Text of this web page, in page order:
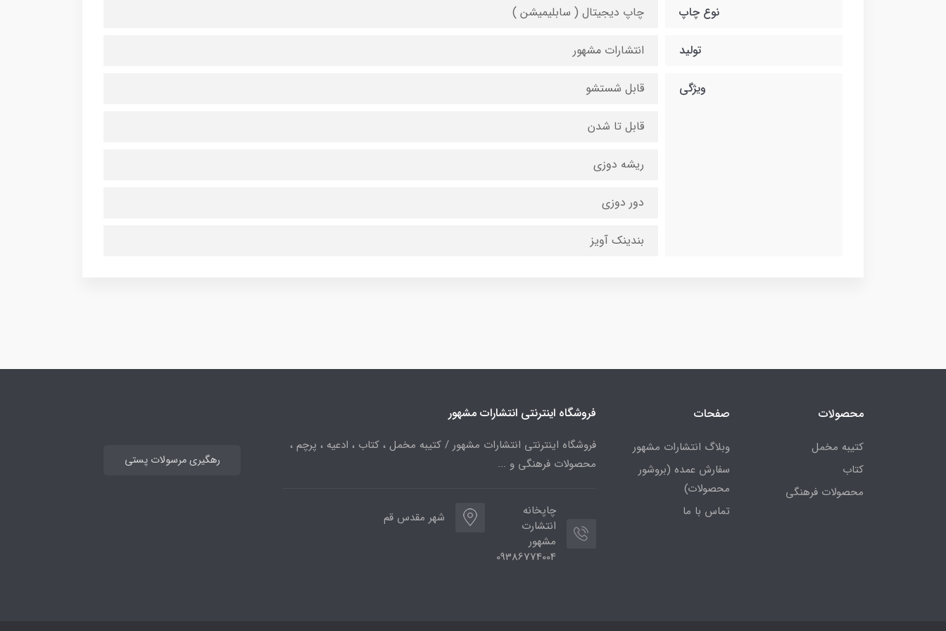
نوع چاپ چاپ دیجیتال ( سابلیمیشن )
تولید انتشارات مشهور
ویژگی قابل شستشو
قابل تا شدن
ریشه دوزی
دور دوزی
بندینک آویز
محصولات
کتیبه مخمل
کتاب
محصولات فرهنگی
صفحات
وبلاگ انتشارات مشهور
سفارش عمده (بروشور
محصولات)
تماس با ما
فروشگاه اینترنتی انتشارات مشهور
فروشگاه اینترنتی انتشارات مشهور / کتیبه مخمل ، کتاب ، ادعیه ، پرچم ،
محصولات فرهنگی و ...
چاپخانه
انتشارت
مشهور
09386774004
شهر مقدس قم
رهگیری مرسولات پستی